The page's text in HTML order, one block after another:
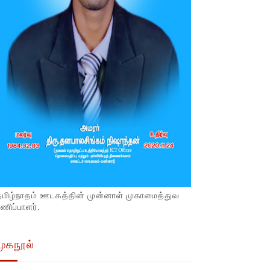
ஊடகத்தின் முன்னாள் முகாமைத்துவ